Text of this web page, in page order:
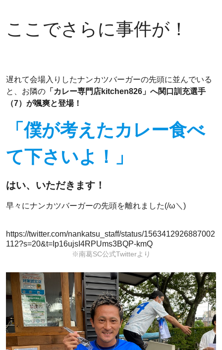
ここでさらに事件が！
遅れて会場入りしたナンカツバーガーの先頭に並んでいる
と、お隣の 「カレー専門店kitchen826」へ関口訓充選手
（7）が颯爽と登場！
「僕が考えたカレー食べ
て下さいよ！」
はい、いただきます！
早々にナンカツバーガーの先頭を離れました(/ω＼)
https://twitter.com/nankatsu_staff/status/1563412926887002
112?s=20&t=Ip16ujsI4RPUms3BQP-kmQ
※南葛SC公式Twitterより